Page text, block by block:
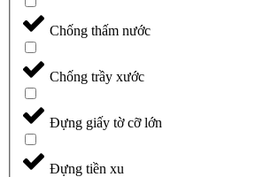
Chống thấm nước
Chống trầy xước
Đựng giấy tờ cỡ lớn
Đựng tiền xu